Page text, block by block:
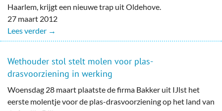
Haarlem, krijgt een nieuwe trap uit Oldehove.
27 maart 2012
Lees verder →
Wethouder stol stelt molen voor plas-
drasvoorziening in werking
Woensdag 28 maart plaatste de firma Bakker uit IJlst het
eerste molentje voor de plas-drasvoorziening op het land van